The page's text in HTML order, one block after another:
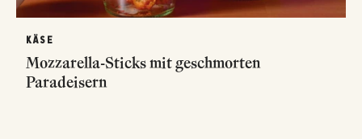
KÄSE
Mozzarella-Sticks mit geschmorten
Paradeisern